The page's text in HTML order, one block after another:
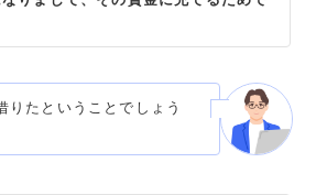
りたということでしょう